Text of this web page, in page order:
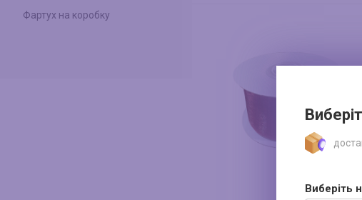
Виберіть
Фартух на коробку